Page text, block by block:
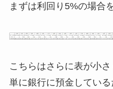
まずは利回り5%の場合
こちらはさらに表が小さ
単に銀行に預金してい